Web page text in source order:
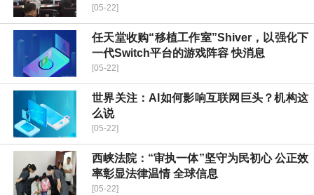
[05-22]
任天堂收购“移植工作室”Shiver，以强化下
一代Switch平台的游戏阵容 快消息
[05-22]
世界关注：AI如何影响互联网巨头？机构这
么说
[05-22]
西峡法院：“审执一体”坚守为民初心 公正效
率彰显法律温情 全球信息
[05-22]